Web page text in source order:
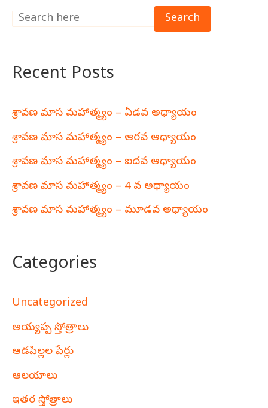
Search
Recent Posts
శ్రావణ మాస మహాత్మ్యం – ఏడవ అధ్యాయం
శ్రావణ మాస మహాత్మ్యం – ఆరవ అధ్యాయం
శ్రావణ మాస మహాత్మ్యం – ఐదవ అధ్యాయం
శ్రావణ మాస మహాత్మ్యం – 4 వ అధ్యాయం
శ్రావణ మాస మహాత్మ్యం – మూడవ అధ్యాయం
Categories
Uncategorized
అయ్యప్ప స్తోత్రాలు
ఆడపిల్లల పేర్లు
ఆలయాలు
ఇతర స్తోత్రాలు